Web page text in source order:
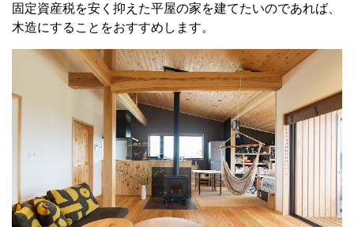
固定資産税を安く抑えた平屋の家を建てたいのであれば、
木造にすることをおすすめします。